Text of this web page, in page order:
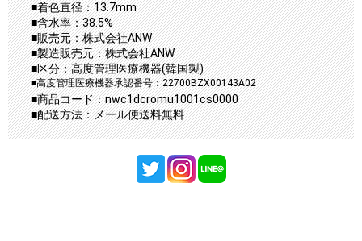
■着色直径：13.7mm
■含水率：38.5%
■販売元：株式会社ANW
■製造販売元：株式会社ANW
■区分：高度管理医療機器(韓国製)
■高度管理医療機器承認番号：22700BZX00143A02
■商品コード：nwc1dcromu1001cs0000
■配送方法：メール便送料無料